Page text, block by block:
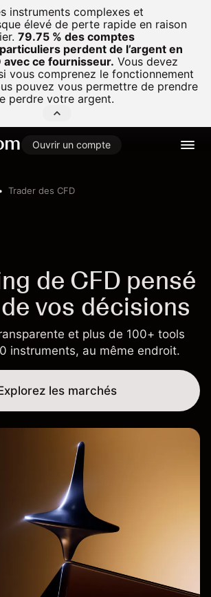
instruments complexes et
élevé de perte rapide en raison
79.75 % des comptes
perdent de l’argent en
avec ce fournisseur. Vous devez
vous comprenez le fonctionnement
pouvez vous permettre de prendre
perdre votre argent.
Ouvrir un compte
Trader des CFD
de CFD pensé
vos décisions
et plus de 100+ tools
instruments, au même endroit.
les marchés